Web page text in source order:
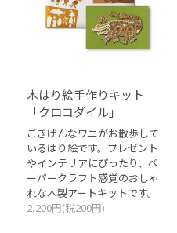
木はり絵手作りキット
「クロコダイル」
ごきげんなワニがお散歩して
いるはり絵です。プレゼント
やインテリアにぴったり、ペ
ーパークラフト感覚のおしゃ
れな木製アートキットです。
2,200円(税200円)